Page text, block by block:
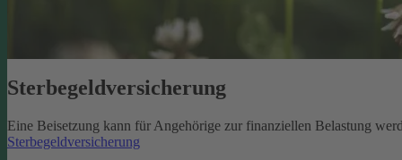
Sterbegeld­versicherung
Eine Beisetzung kann für Angehörige zur finanziellen Belastung
Sterbegeldversicherung